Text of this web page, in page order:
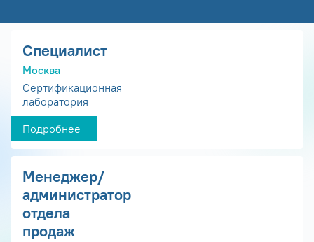
Специалист
Москва
Сертификационная
лаборатория
Подробнее
Менеджер/
администратор
отдела
продаж